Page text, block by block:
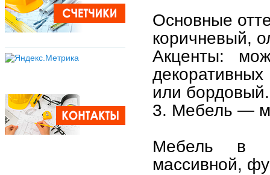
Основные
коричневый,
Акценты:
или бордовый.
3. Мебель —
Мебель в
массивной,